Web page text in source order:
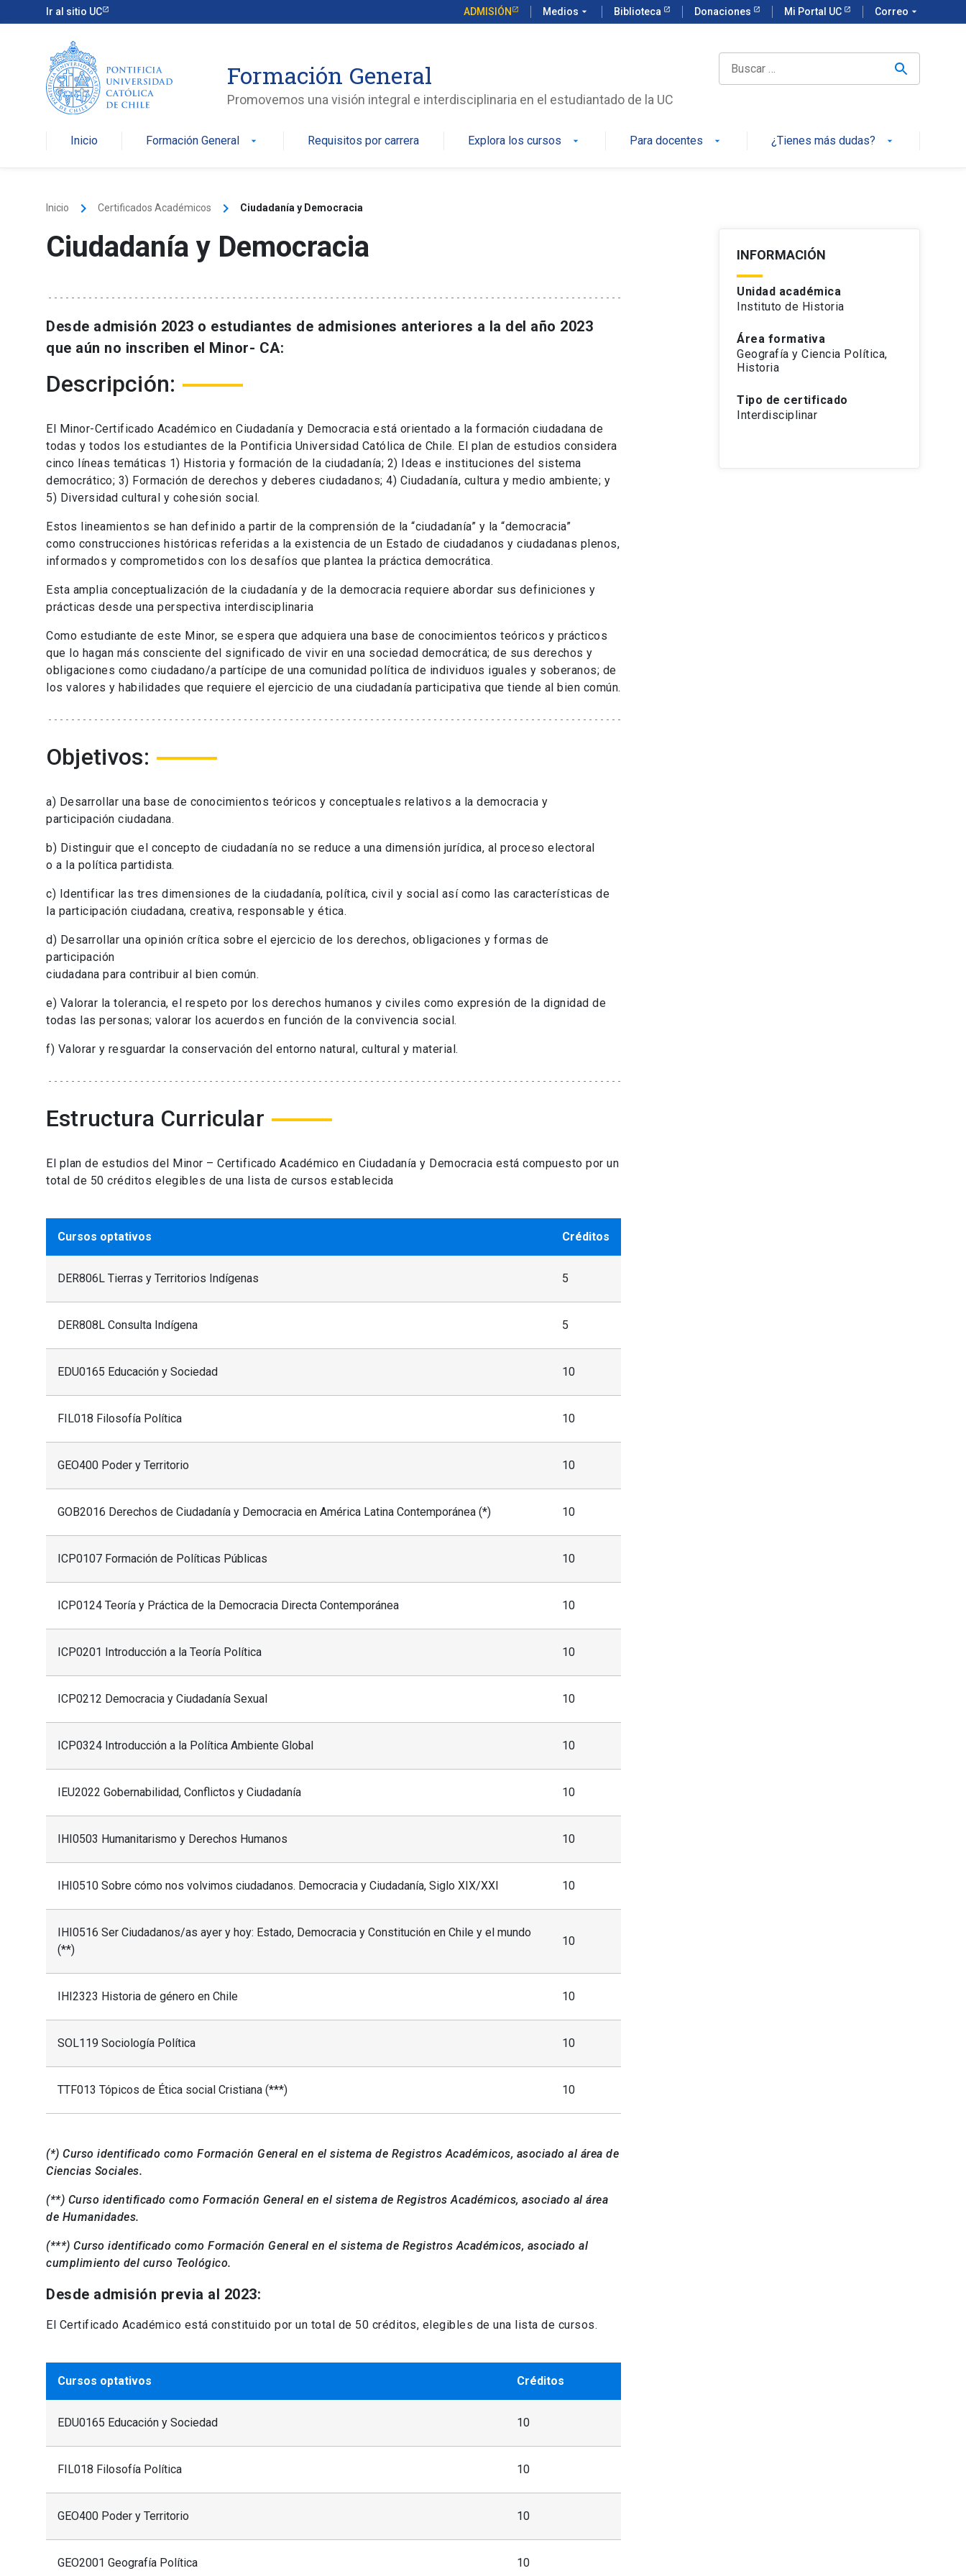
to
Ir al sitio UC ADMISIÓN Medios arrow_drop_down Biblioteca Donaciones Mi Portal UC Correo arrow_drop_down
Formación General
Promovemos una visión integral e interdisciplinaria en el estudiantado de la UC
Inicio Formación General arrow_drop_down Requisitos por carrera Explora los cursos arrow_drop_down Para docentes arrow_drop_down ¿Tienes más dudas? arrow_drop_down
Inicio keyboard_arrow_right Certificados Académicos keyboard_arrow_right Ciudadanía y Democracia
Ciudadanía y Democracia
Desde admisión 2023 o estudiantes de admisiones anteriores a la del año 2023
que aún no inscriben el Minor- CA:
Descripción:
El Minor-Certificado Académico en Ciudadanía y Democracia está orientado a la formación ciudadana de
todas y todos los estudiantes de la Pontificia Universidad Católica de Chile. El plan de estudios considera
cinco líneas temáticas 1) Historia y formación de la ciudadanía; 2) Ideas e instituciones del sistema
democrático; 3) Formación de derechos y deberes ciudadanos; 4) Ciudadanía, cultura y medio ambiente; y
5) Diversidad cultural y cohesión social.
Estos lineamientos se han definido a partir de la comprensión de la “ciudadanía” y la “democracia”
como construcciones históricas referidas a la existencia de un Estado de ciudadanos y ciudadanas plenos,
informados y comprometidos con los desafíos que plantea la práctica democrática.
Esta amplia conceptualización de la ciudadanía y de la democracia requiere abordar sus definiciones y
prácticas desde una perspectiva interdisciplinaria
Como estudiante de este Minor, se espera que adquiera una base de conocimientos teóricos y prácticos
que lo hagan más consciente del significado de vivir en una sociedad democrática; de sus derechos y
obligaciones como ciudadano/a partícipe de una comunidad política de individuos iguales y soberanos; de
los valores y habilidades que requiere el ejercicio de una ciudadanía participativa que tiende al bien común.
Objetivos:
a) Desarrollar una base de conocimientos teóricos y conceptuales relativos a la democracia y
participación ciudadana.
b) Distinguir que el concepto de ciudadanía no se reduce a una dimensión jurídica, al proceso electoral
o a la política partidista.
c) Identificar las tres dimensiones de la ciudadanía, política, civil y social así como las características de
la participación ciudadana, creativa, responsable y ética.
d) Desarrollar una opinión crítica sobre el ejercicio de los derechos, obligaciones y formas de
participación
ciudadana para contribuir al bien común.
e) Valorar la tolerancia, el respeto por los derechos humanos y civiles como expresión de la dignidad de
todas las personas; valorar los acuerdos en función de la convivencia social.
f) Valorar y resguardar la conservación del entorno natural, cultural y material.
Estructura Curricular
El plan de estudios del Minor – Certificado Académico en Ciudadanía y Democracia está compuesto por un
total de 50 créditos elegibles de una lista de cursos establecida
Cursos optativos Créditos
DER806L Tierras y Territorios Indígenas 5
DER808L Consulta Indígena 5
EDU0165 Educación y Sociedad 10
FIL018 Filosofía Política 10
GEO400 Poder y Territorio 10
GOB2016 Derechos de Ciudadanía y Democracia en América Latina Contemporánea (*) 10
ICP0107 Formación de Políticas Públicas 10
ICP0124 Teoría y Práctica de la Democracia Directa Contemporánea 10
ICP0201 Introducción a la Teoría Política 10
ICP0212 Democracia y Ciudadanía Sexual 10
ICP0324 Introducción a la Política Ambiente Global 10
IEU2022 Gobernabilidad, Conflictos y Ciudadanía 10
IHI0503 Humanitarismo y Derechos Humanos 10
IHI0510 Sobre cómo nos volvimos ciudadanos. Democracia y Ciudadanía, Siglo XIX/XXI 10
IHI0516 Ser Ciudadanos/as ayer y hoy: Estado, Democracia y Constitución en Chile y el mundo
(**)
10
IHI2323 Historia de género en Chile 10
SOL119 Sociología Política 10
TTF013 Tópicos de Ética social Cristiana (***) 10
(*) Curso identificado como Formación General en el sistema de Registros Académicos, asociado al área de
Ciencias Sociales.
(**) Curso identificado como Formación General en el sistema de Registros Académicos, asociado al área
de Humanidades.
(***) Curso identificado como Formación General en el sistema de Registros Académicos, asociado al
cumplimiento del curso Teológico.
Desde admisión previa al 2023:
El Certificado Académico está constituido por un total de 50 créditos, elegibles de una lista de cursos.
Cursos optativos Créditos
EDU0165 Educación y Sociedad 10
FIL018 Filosofía Política 10
GEO400 Poder y Territorio 10
GEO2001 Geografía Política 10
INFORMACIÓN
Unidad académica
Instituto de Historia
Área formativa
Geografía y Ciencia Política,
Historia
Tipo de certificado
Interdisciplinar